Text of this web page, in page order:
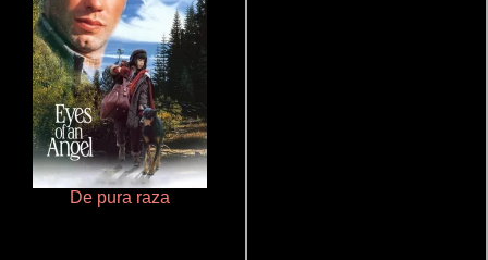
De pura raza